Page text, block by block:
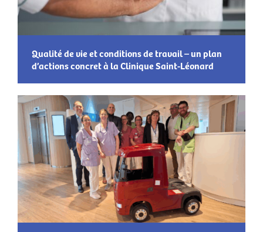
Qualité de vie et conditions de travail – un plan
d’actions concret à la Clinique Saint-Léonard